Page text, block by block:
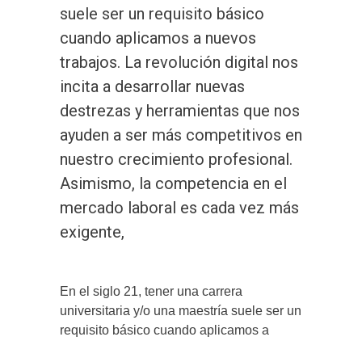
suele ser un requisito básico
cuando aplicamos a nuevos
trabajos. La revolución digital nos
incita a desarrollar nuevas
destrezas y herramientas que nos
ayuden a ser más competitivos en
nuestro crecimiento profesional.
Asimismo, la competencia en el
mercado laboral es cada vez más
exigente,
En el siglo 21, tener una carrera
universitaria y/o una maestría suele ser un
requisito básico cuando aplicamos a